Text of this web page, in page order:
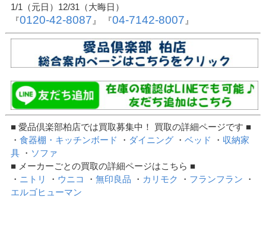
1/1（元日）12/31（大晦日）
『0120-42-8087』 『04-7142-8007』
■ 愛品倶楽部柏店では買取募集中！ 買取の詳細ページです ■
・食器棚・キッチンボード ・ ダイニング ・ベッド ・ 収納家
具 ・ ソファ
■ メーカーごとの買取の詳細ページはこちら ■
・ ニトリ ・ ウニコ ・無印良品 ・ カリモク ・ フランフラン ・
エルゴヒューマン